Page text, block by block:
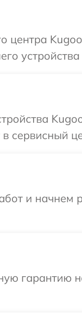
центра
сервисный
и начнем
гарантию